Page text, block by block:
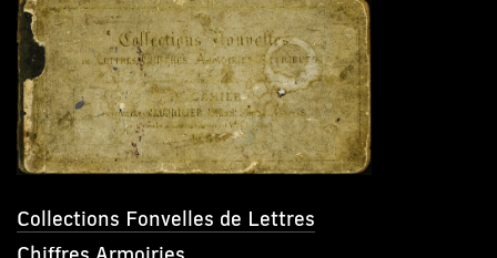
Collections Fonvelles de Lettres